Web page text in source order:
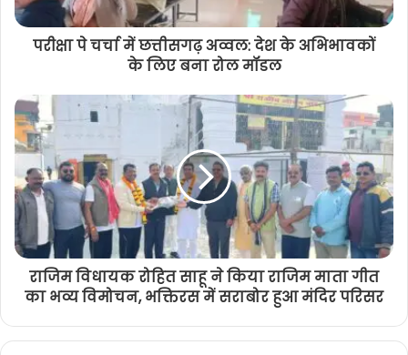
परीक्षा पे चर्चा में छत्तीसगढ़ अव्वल: देश के अभिभावकों
के लिए बना रोल मॉडल
राजिम विधायक रोहित साहू ने किया राजिम माता गीत
का भव्य विमोचन, भक्तिरस में सराबोर हुआ मंदिर परिसर